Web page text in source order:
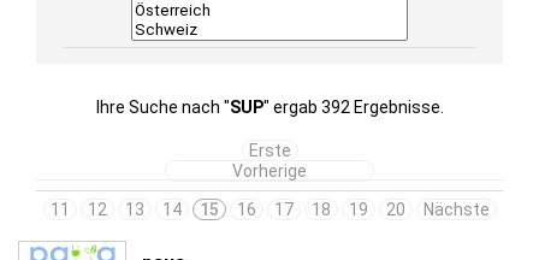
Ihre Suche nach "SUP" ergab 392 Ergebnisse.
Erste
Vorherige
11
12 13 14 15 16 17 18 19 20 Nächste